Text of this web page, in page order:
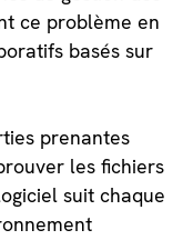
ce problème en
basés sur
prenantes
les fichiers
suit chaque